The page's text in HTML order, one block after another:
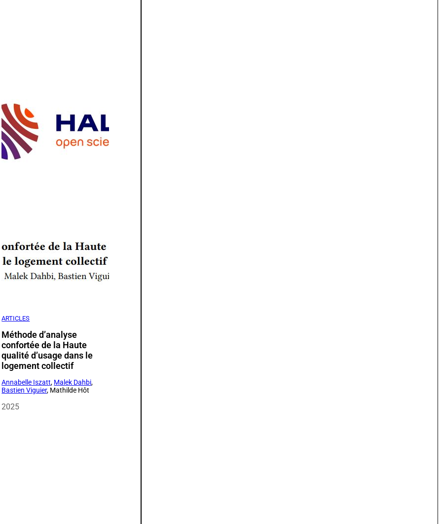
ARTICLES
Méthode d’analyse
confortée de la Haute
qualité d’usage dans le
logement collectif
Annabelle Iszatt, Malek Dahbi,
Bastien Viguier, Mathilde Hôt
2025